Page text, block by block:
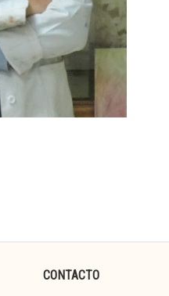
CONTACTO